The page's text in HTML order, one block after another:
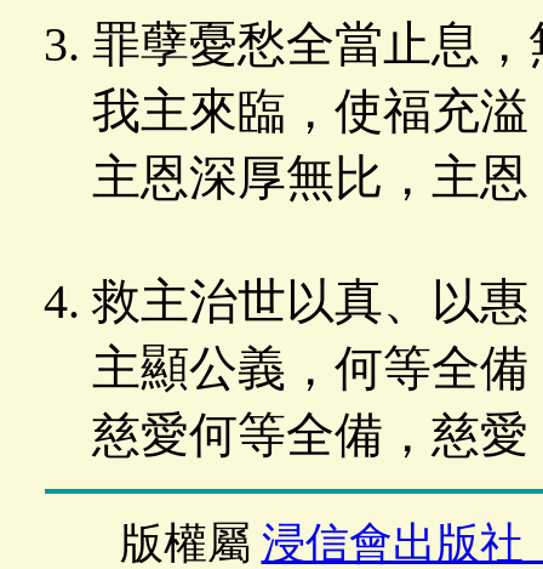
罪孽憂愁全當止息
我主來臨，使福充
主恩深厚無比，主
救主治世以真、以
主顯公義，何等全
慈愛何等全備，慈
版權屬 浸信會出版社